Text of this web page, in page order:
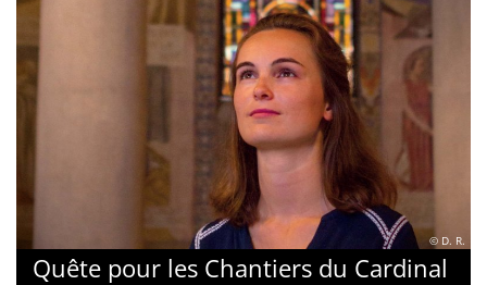
© D. R.
Quête pour les Chantiers du Cardinal